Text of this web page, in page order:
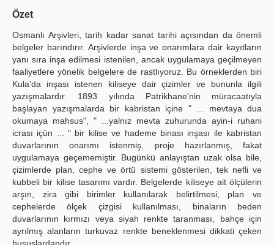
Guidelines
Contact Us
Özet
Osmanlı Arşivleri, tarih kadar sanat tarihi açısından da önemli
belgeler barın­dırır. Arşivlerde inşa ve onarımlara dair kayıtların
yanı sıra inşa edilmesi istenilen, ancak uygulamaya geçilmeyen
faaliyetlere yönelik belgelere de rastlıyoruz. Bu ör­neklerden biri
Kula'da inşası istenen kiliseye dair çizimler ve bununla ilgili
yazışma­lardır. 1893 yılında Patrikhane'nin müracaatıyla
başlayan yazışmalarda bir kabris­tan içine " ... mevtaya dua
okumaya mahsus", " ...yalnız mevta zuhurunda ayin-i ruhani
icrası içün ... " bir kilise ve hademe binası inşası ile kabristan
duvarlarının onarımı istenmiş, proje hazırlanmış, fakat
uygulamaya geçememiştir. Bugünkü anlayıştan uzak olsa bile,
çizimlerde plan, cephe ve örtü sistemi göste­rilen, tek nefli ve
kubbeli bir kilise tasarımı vardır. Belgelerde kiliseye ait ölçülerin
arşın, zira gibi birimler kullanılarak belirtilmesi, plan ve
cephelerde ölçek çizgisi kullanılması, binaların beden
duvarlarının kırmızı veya siyah renkte taranması, bahçe için
ayrılmış alanların turkuvaz renkte beneklenmesi dikkati çeken